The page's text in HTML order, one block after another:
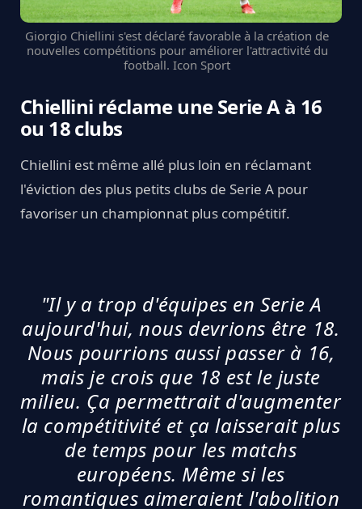
Giorgio Chiellini s'est déclaré favorable à la création de
nouvelles compétitions pour améliorer l'attractivité du
football. Icon Sport
Chiellini réclame une Serie A à 16
ou 18 clubs
Chiellini est même allé plus loin en réclamant
l'éviction des plus petits clubs de Serie A pour
favoriser un championnat plus compétitif.
"Il y a trop d'équipes en Serie A
aujourd'hui, nous devrions être 18.
Nous pourrions aussi passer à 16,
mais je crois que 18 est le juste
milieu. Ça permettrait d'augmenter
la compétitivité et ça laisserait plus
de temps pour les matchs
européens. Même si les
romantiques aimeraient l'abolition